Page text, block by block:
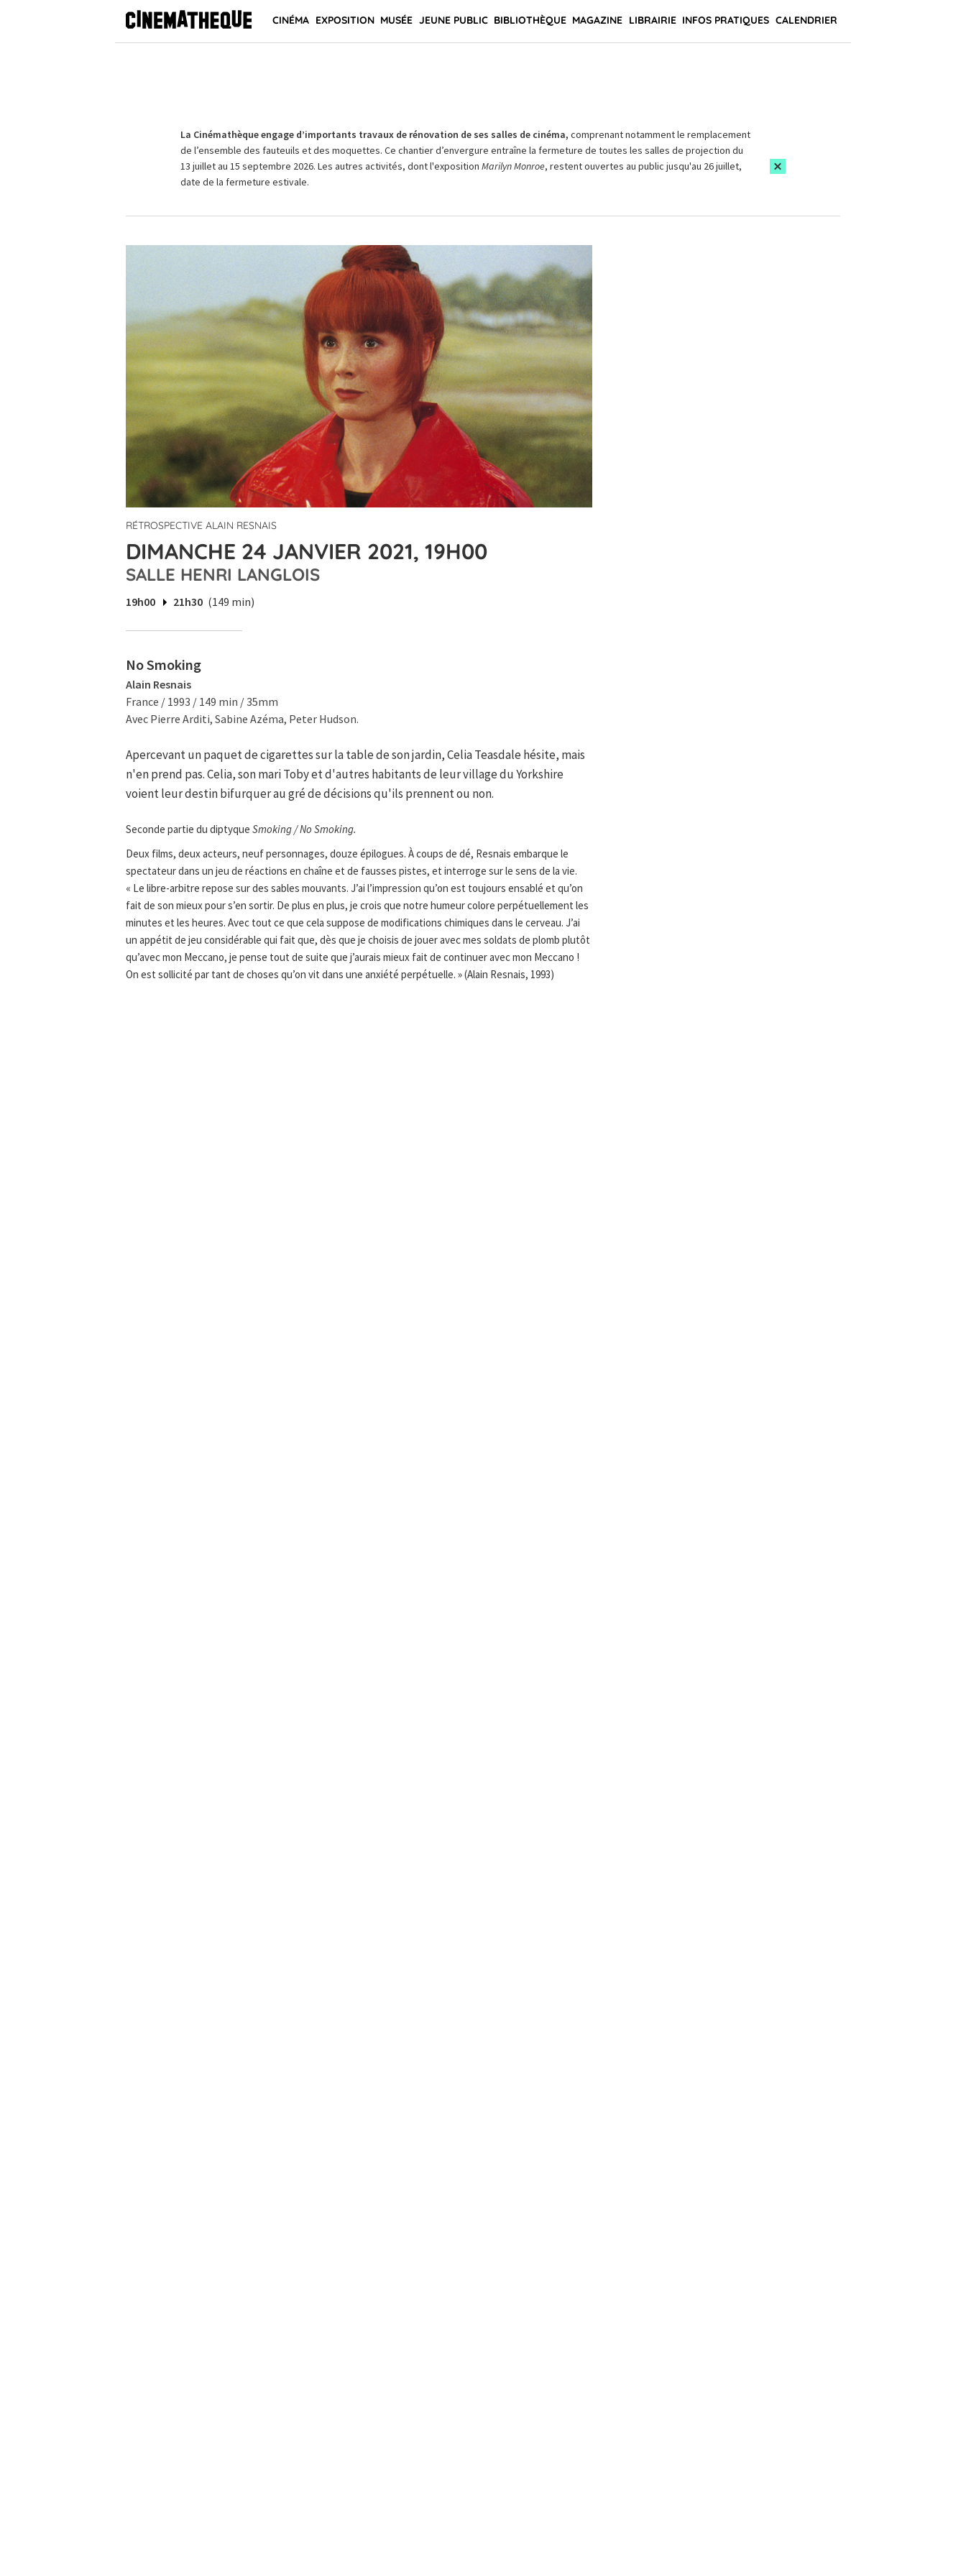
CINÉMA EXPOSITION MUSÉE JEUNE PUBLIC BIBLIOTHÈQUE MAGAZINE LIBRAIRIE INFOS PRATIQUES CALENDRIER
La Cinémathèque engage d’importants travaux de rénovation de ses salles de cinéma, comprenant notamment le remplacement
de l’ensemble des fauteuils et des moquettes. Ce chantier d’envergure entraîne la fermeture de toutes les salles de projection du
13 juillet au 15 septembre 2026. Les autres activités, dont l'exposition Marilyn Monroe, restent ouvertes au public jusqu'au 26 juillet,
date de la fermeture estivale.
RÉTROSPECTIVE ALAIN RESNAIS
DIMANCHE 24 JANVIER 2021, 19H00
SALLE HENRI LANGLOIS
19h00 21h30 (149 min)
No Smoking
Alain Resnais
France / 1993 / 149 min / 35mm
Avec Pierre Arditi, Sabine Azéma, Peter Hudson.
Apercevant un paquet de cigarettes sur la table de son jardin, Celia Teasdale hésite, mais
n'en prend pas. Celia, son mari Toby et d'autres habitants de leur village du Yorkshire
voient leur destin bifurquer au gré de décisions qu'ils prennent ou non.
Seconde partie du diptyque Smoking / No Smoking.
Deux films, deux acteurs, neuf personnages, douze épilogues. À coups de dé, Resnais embarque le
spectateur dans un jeu de réactions en chaîne et de fausses pistes, et interroge sur le sens de la vie.
« Le libre-arbitre repose sur des sables mouvants. J’ai l’impression qu’on est toujours ensablé et qu’on
fait de son mieux pour s’en sortir. De plus en plus, je crois que notre humeur colore perpétuellement les
minutes et les heures. Avec tout ce que cela suppose de modifications chimiques dans le cerveau. J’ai
un appétit de jeu considérable qui fait que, dès que je choisis de jouer avec mes soldats de plomb plutôt
qu’avec mon Meccano, je pense tout de suite que j’aurais mieux fait de continuer avec mon Meccano !
On est sollicité par tant de choses qu’on vit dans une anxiété perpétuelle. » (Alain Resnais, 1993)